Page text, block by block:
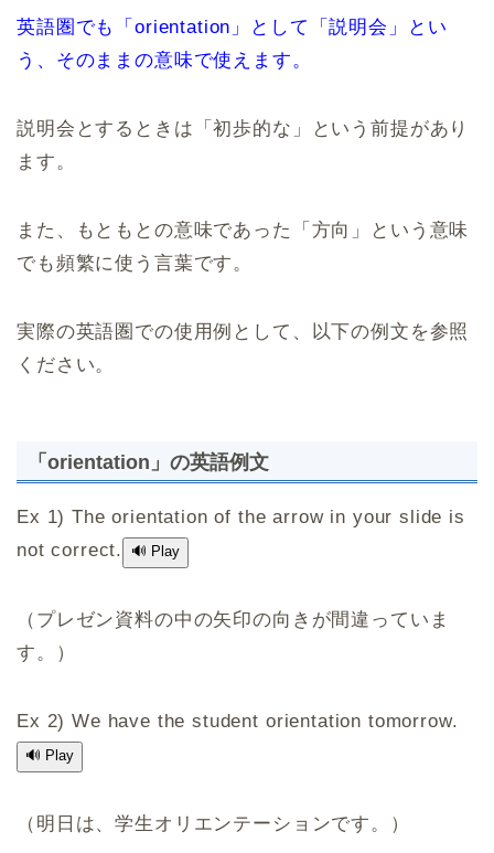
英語圏でも「orientation」として「説明会」とい
う、そのままの意味で使えます。
説明会とするときは「初歩的な」という前提があり
ます。
また、もともとの意味であった「方向」という意味
でも頻繁に使う言葉です。
実際の英語圏での使用例として、以下の例文を参照
ください。
「orientation」の英語例文
Ex 1) The orientation of the arrow in your slide is
not correct.
🔊 Play
（プレゼン資料の中の矢印の向きが間違っていま
す。）
Ex 2) We have the student orientation tomorrow.
🔊 Play
（明日は、学生オリエンテーションです。）